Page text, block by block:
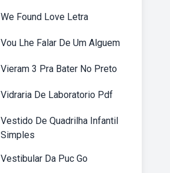
We Found Love Letra
Vou Lhe Falar De Um Alguem
Vieram 3 Pra Bater No Preto
Vidraria De Laboratorio Pdf
Vestido De Quadrilha Infantil
Simples
Vestibular Da Puc Go